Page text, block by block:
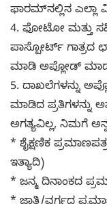
ಫಾರಮ್‌ನಲ್ಲಿನ ಎಲ್ಲಾ
4. ಫೋಟೋ ಮತ್ತು
ಪಾಸ್ಪೋರ್ಟ್ ಗಾತ್ರದ
ಮಾಡಿ ಅಪ್ಲೋಡ್
5. ದಾಖಲೆಗಳನ್ನು
ಮಾಡಿದ ಪ್ರತಿಗಳನ್ನು
ಅಗತ್ಯವಿಲ್ಲ, ನಿಮಗೆ
* ಶೈಕ್ಷಣಿಕ
ಇತ್ಯಾದಿ)
* ಜನ್ಮ ದಿನಾಂಕದ